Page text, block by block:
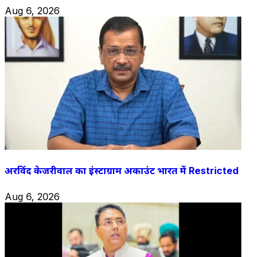
Aug 6, 2026
अरविंद केजरीवाल का इंस्टाग्राम अकाउंट भारत में Restricted
Aug 6, 2026